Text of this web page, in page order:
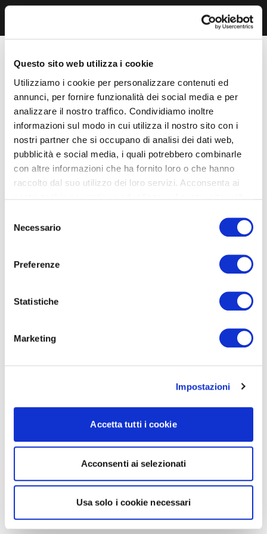
Questo sito web utilizza i cookie
Utilizziamo i cookie per personalizzare contenuti ed
annunci, per fornire funzionalità dei social media e per
analizzare il nostro traffico. Condividiamo inoltre
informazioni sul modo in cui utilizza il nostro sito con i
nostri partner che si occupano di analisi dei dati web,
pubblicità e social media, i quali potrebbero combinarle
con altre informazioni che ha fornito loro o che hanno
raccolto dal suo utilizzo dei loro servizi. Acconsenta ai
delNecessario
Preferenze
Statistiche
Marketing
Impostazioni
Accetta tutti i cookie
Acconsenti ai selezionati
Usa solo i cookie necessari